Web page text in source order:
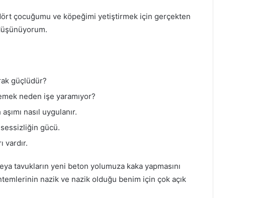
çocuğumu ve köpeğimi yetiştirmek için gerçekten
güçlüdür?
neden işe yaramıyor?
nasıl uygulanır.
gücü.
vardır.
tavukların yeni beton yolumuza kaka yapmasını
nazik ve nazik olduğu benim için çok açık